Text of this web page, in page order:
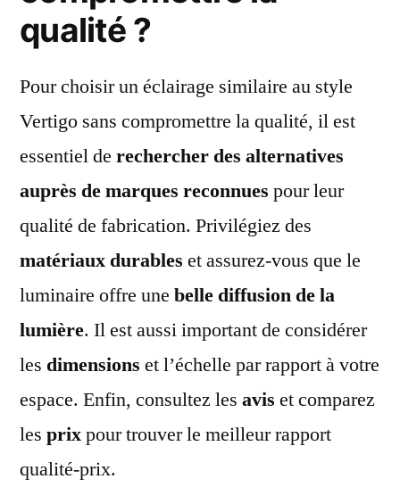
qualité ?
Pour choisir un éclairage similaire au style
Vertigo sans compromettre la qualité, il est
essentiel de rechercher des alternatives
auprès de marques reconnues pour leur
qualité de fabrication. Privilégiez des
matériaux durables et assurez-vous que le
luminaire offre une belle diffusion de la
lumière. Il est aussi important de considérer
les dimensions et l’échelle par rapport à votre
espace. Enfin, consultez les avis et comparez
les prixpour trouver le meilleur rapport
qualité-prix.